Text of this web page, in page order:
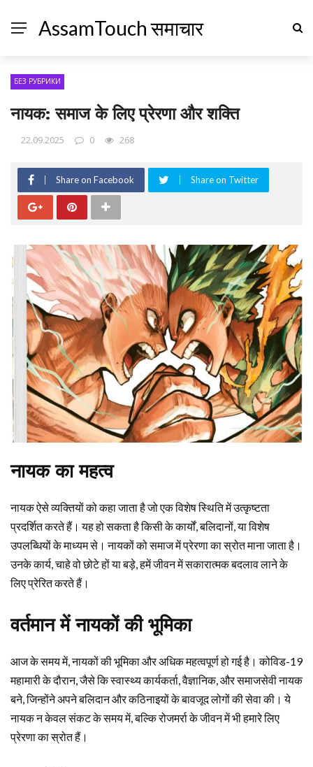
AssamTouch समाचार
БЕЗ РУБРИКИ
नायक: समाज के लिए प्रेरणा और शक्ति
22.09.2025 0 268
Share on Facebook Share on Twitter
नायक का महत्व
नायक ऐसे व्यक्तियों को कहा जाता है जो एक विशेष स्थिति में उत्कृष्टता
प्रदर्शित करते हैं। यह हो सकता है किसी के कार्यों, बलिदानों, या विशेष
उपलब्धियों के माध्यम से। नायकों को समाज में प्रेरणा का स्रोत माना जाता है।
उनके कार्य, चाहे वो छोटे हों या बड़े, हमें जीवन में सकारात्मक बदलाव लाने के
लिए प्रेरित करते हैं।
वर्तमान में नायकों की भूमिका
आज के समय में, नायकों की भूमिका और अधिक महत्वपूर्ण हो गई है। कोविड-19
महामारी के दौरान, जैसे कि स्वास्थ्य कार्यकर्ता, वैज्ञानिक, और समाजसेवी नायक
बने, जिन्होंने अपने बलिदान और कठिनाइयों के बावजूद लोगों की सेवा की। ये
नायक न केवल संकट के समय में, बल्कि रोजमर्रा के जीवन में भी हमारे लिए
प्रेरणा का स्रोत हैं।